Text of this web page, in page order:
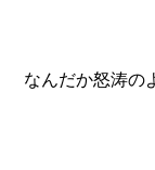
なんだか怒涛の